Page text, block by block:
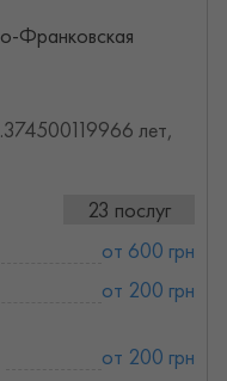
Франковская
лет,
23 послуг
от 600 грн
от 200 грн
от 200 грн